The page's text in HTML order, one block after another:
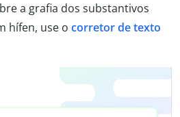
a grafia dos substantivos
hífen, use o corretor de texto